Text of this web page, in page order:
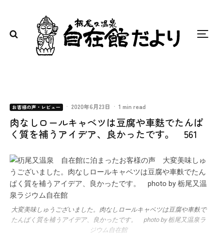
お客様の声・レビュー · 2020年6月23日 · 1 min read
肉なしロールキャベツは豆腐や車麩でたんぱ
く質を補うアイデア、良かったです。 561
大変美味しゅうございました。肉なしロールキャベツは豆腐や車麩で
たんぱく質を補うアイデア、良かったです。 photo by 栃尾又温泉ラ
ジウム自在館